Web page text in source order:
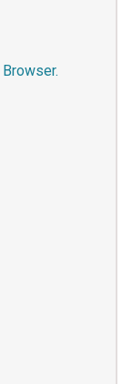
Browser.